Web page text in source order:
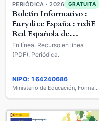
PERIÓDICA · 2026 GRATUITA
Boletín Informativo :
Eurydice España : rediE
Red Española de
Información sobre
Educación
En línea. Recurso en línea
(PDF). Periódica.
NIPO: 164240686
Ministerio de Educación, Formación Profesional y Deportes